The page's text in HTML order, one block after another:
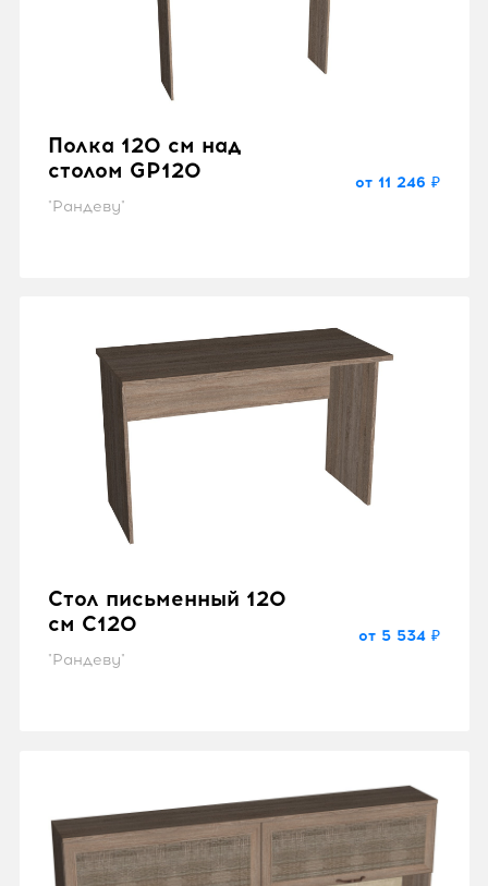
Полка 120 см над
столом GP120
"Рандеву"
от 11 246 ₽
Стол письменный 120
см C120
"Рандеву"
от 5 534 ₽